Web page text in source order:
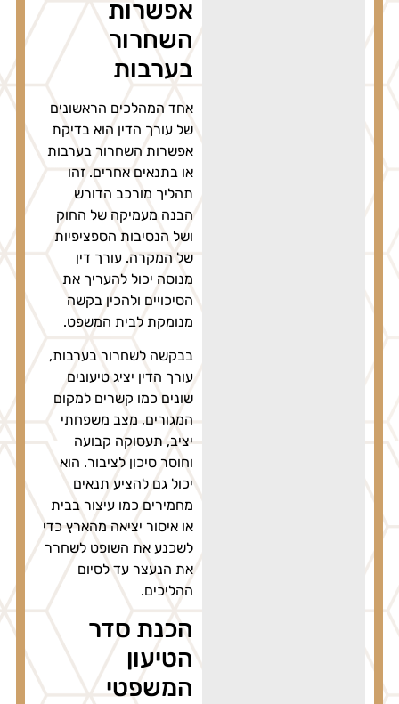
אפשרות
השחרור
בערבות
אחד המהלכים הראשונים
של עורך הדין הוא בדיקת
אפשרות השחרור בערבות
או בתנאים אחרים. זהו
תהליך מורכב הדורש
הבנה מעמיקה של החוק
ושל הנסיבות הספציפיות
של המקרה. עורך דין
מנוסה יכול להעריך את
הסיכויים ולהכין בקשה
מנומקת לבית המשפט.
בבקשה לשחרור בערבות,
עורך הדין יציג טיעונים
שונים כמו קשרים למקום
המגורים, מצב משפחתי
יציב, תעסוקה קבועה
וחוסר סיכון לציבור. הוא
יכול גם להציע תנאים
מחמירים כמו עיצור בבית
או איסור יציאה מהארץ כדי
לשכנע את השופט לשחרר
את הנעצר עד לסיום
ההליכים.
הכנת סדר
הטיעון
המשפטי